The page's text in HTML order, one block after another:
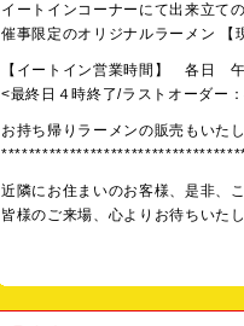
イートインコーナーにて出来立て
催事限定のオリジナルラーメン 【
【イートイン営業時間】 各日
<最終日４時終了/ラストオーダー
お持ち帰りラーメンの販売もいたし
近隣にお住まいのお客様、是非、
皆様のご来場、心よりお待ちいた
【伊勢丹 浦和店 大九州展の